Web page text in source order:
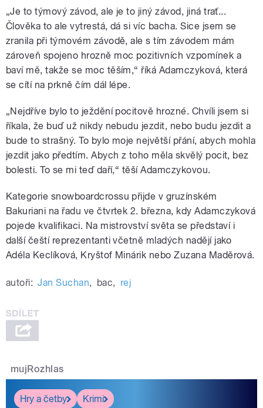
„Je to týmový závod, ale je to jiný závod, jiná trať...
Člověka to ale vytrestá, dá si víc bacha. Sice jsem se
zranila při týmovém závodě, ale s tím závodem mám
zároveň spojeno hrozně moc pozitivních vzpomínek a
baví mě, takže se moc těším,“ říká Adamczyková, která
se cítí na prkně čím dál lépe.
„Nejdříve bylo to ježdění pocitově hrozné. Chvíli jsem si
říkala, že buď už nikdy nebudu jezdit, nebo budu jezdit a
bude to strašný. To bylo moje největší přání, abych mohla
jezdit jako předtím. Abych z toho měla skvělý pocit, bez
bolesti. To se mi teď daří,“ těší Adamczykovou.
Kategorie snowboardcrossu přijde v gruzínském
Bakuriani na řadu ve čtvrtek 2. března, kdy Adamczyková
pojede kvalifikaci. Na mistrovství světa se představí i
další čeští reprezentanti včetně mladých nadějí jako
Adéla Keclíková, Kryštof Minárik nebo Zuzana Maděrová.
autoři: Jan Suchan, bac, rej
mujRozhlas
Hry a četby Krimi